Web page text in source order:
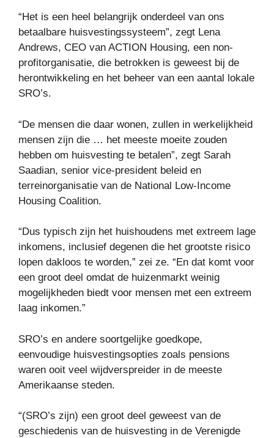
“Het is een heel belangrijk onderdeel van ons
betaalbare huisvestingssysteem”, zegt Lena
Andrews, CEO van ACTION Housing, een non-
profitorganisatie, die betrokken is geweest bij de
herontwikkeling en het beheer van een aantal lokale
SRO’s.
“De mensen die daar wonen, zullen in werkelijkheid
mensen zijn die … het meeste moeite zouden
hebben om huisvesting te betalen”, zegt Sarah
Saadian, senior vice-president beleid en
terreinorganisatie van de National Low-Income
Housing Coalition.
“Dus typisch zijn het huishoudens met extreem lage
inkomens, inclusief degenen die het grootste risico
lopen dakloos te worden,” zei ze. “En dat komt voor
een groot deel omdat de huizenmarkt weinig
mogelijkheden biedt voor mensen met een extreem
laag inkomen.”
SRO’s en andere soortgelijke goedkope,
eenvoudige huisvestingsopties zoals pensions
waren ooit veel wijdverspreider in de meeste
Amerikaanse steden.
“(SRO’s zijn) een groot deel geweest van de
geschiedenis van de huisvesting in de Verenigde